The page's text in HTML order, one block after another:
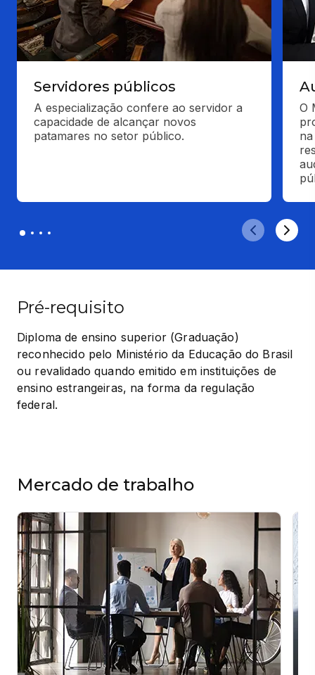
Servidores públicos
A especialização confere ao servidor a
capacidade de alcançar novos
patamares no setor público.
O
Pré-requisito
Diploma de ensino superior (Graduação)
reconhecido pelo Ministério da Educação do Brasil
ou revalidado quando emitido em instituições de
ensino estrangeiras, na forma da regulação
federal.
Mercado de trabalho